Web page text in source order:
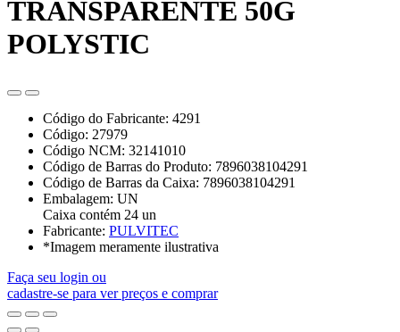
TRANSPARENTE 50G
POLYSTIC
Código do Fabricante: 4291
Código: 27979
Código NCM: 32141010
Código de Barras do Produto: 7896038104291
Código de Barras da Caixa: 7896038104291
Embalagem: UN
Caixa contém 24 un
Fabricante: PULVITEC
*Imagem meramente ilustrativa
Faça seu login ou
cadastre-se para ver preços e comprar